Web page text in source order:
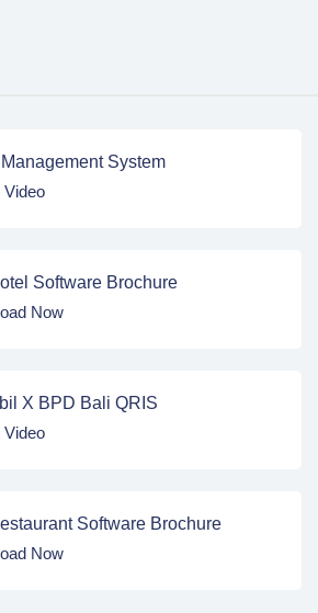
System
Video
Software Brochure
Now
X BPD Bali QRIS
Video
Software Brochure
Now